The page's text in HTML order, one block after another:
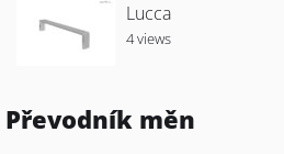
Lucca
4 views
Převodník měn